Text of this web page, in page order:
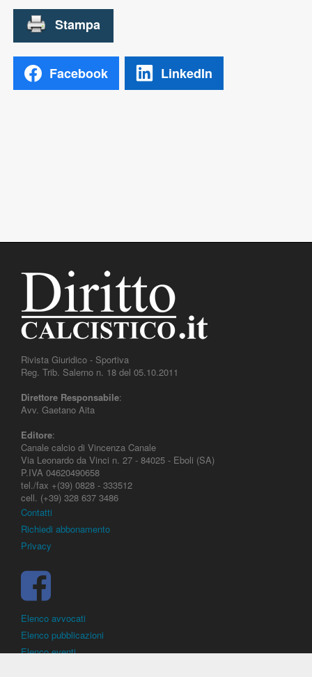
Facebook LinkedIn
Rivista Giuridico - Sportiva
Reg. Trib. Salerno n. 18 del 05.10.2011
Direttore Responsabile:
Avv. Gaetano Aita
Editore:
Canale calcio di Vincenza Canale
Via Leonardo da Vinci n. 27 - 84025 - Eboli (SA)
P.IVA 04620490658
tel./fax +(39) 0828 - 333512
cell. (+39) 328 637 3486
Contatti
Richiedi abbonamento
Privacy
Elenco avvocati
Elenco pubblicazioni
Elenco eventi